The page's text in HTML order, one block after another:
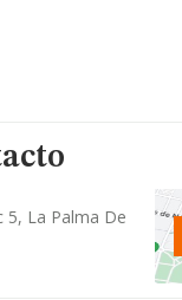
5, La Palma De